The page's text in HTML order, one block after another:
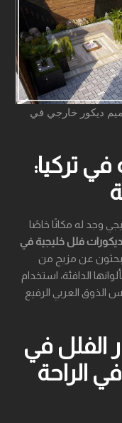
ديكور خارجي في
تركيا:
وجد له مكانًا خاصًا
ديكورات فلل خليجية في
يبحثون عن مزيج من
الدافئة، استخدام
الذوق العربي الرفيع
الفلل في
الراحة